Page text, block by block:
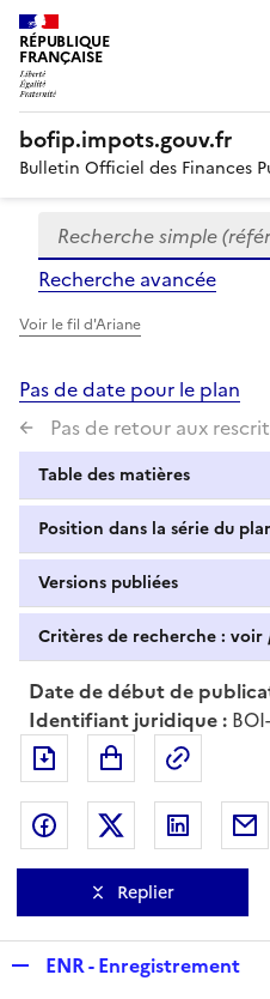
RÉPUBLIQUE
FRANÇAISE
bofip.impots.gouv.fr
Bulletin Officiel des Finances
Formulaire
de
recherche
Recherche simple
Recherche avancée
Voir le fil d'Ariane
Pas de date pour le plan
Pas de retour aux
Table des matières
Position dans la série du
Versions publiées
Critères de recherche :
Date de début de
Identifiant juridique :
Exporter le
Partager sur Facebook
Partager sur
Replier
ENR - Enregistrement